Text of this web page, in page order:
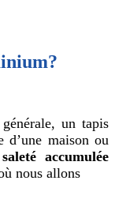
un tapis
d’une maison ou
accumulée
nous allons